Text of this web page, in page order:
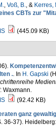
, Voß, B., & Kerres,
CBTs zur
(445.09 KB)
.. In H. Gapski
Waxmann.
(92.42 KB)
ganz
36-37).